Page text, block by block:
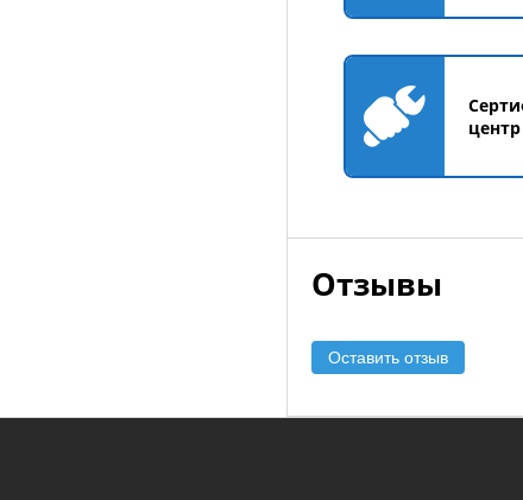
Отзывы
Оставить отзыв